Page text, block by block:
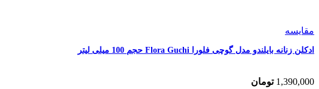
مقایسه
ادکلن زنانه بایلندو مدل گوچی فلورا Flora Guchi حجم 100 میلی لیتر
1,390,000 تومان